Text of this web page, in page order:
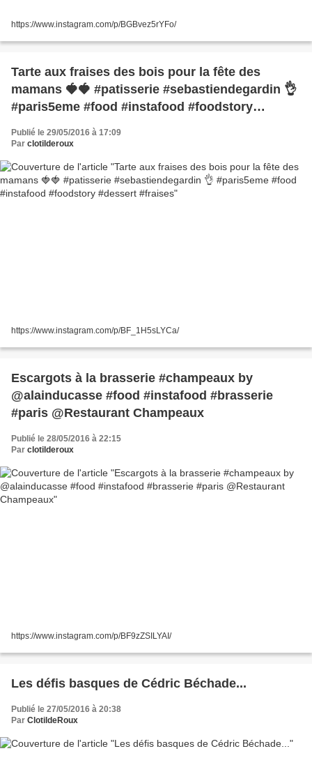
https://www.instagram.com/p/BGBvez5rYFo/
Tarte aux fraises des bois pour la fête des
mamans 🍓🍓 #patisserie #sebastiendegardin 👌
#paris5eme #food #instafood #foodstory
#dessert #fraises
Publié le 29/05/2016 à 17:09
Par clotilderoux
https://www.instagram.com/p/BF_1H5sLYCa/
Escargots à la brasserie #champeaux by
@alainducasse #food #instafood #brasserie
#paris @Restaurant Champeaux
Publié le 28/05/2016 à 22:15
Par clotilderoux
https://www.instagram.com/p/BF9zZSILYAI/
Les défis basques de Cédric Béchade...
Publié le 27/05/2016 à 20:38
Par ClotildeRoux